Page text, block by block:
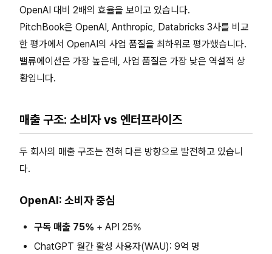
OpenAI 대비 2배의 효율을 보이고 있습니다.
PitchBook은 OpenAI, Anthropic, Databricks 3사를 비교
한 평가에서 OpenAI의 사업 품질을 최하위로 평가했습니다.
밸류에이션은 가장 높은데, 사업 품질은 가장 낮은 역설적 상
황입니다.
매출 구조: 소비자 vs 엔터프라이즈
두 회사의 매출 구조는 전혀 다른 방향으로 발전하고 있습니
다.
OpenAI: 소비자 중심
구독 매출 75% + API 25%
ChatGPT 월간 활성 사용자(WAU): 9억 명